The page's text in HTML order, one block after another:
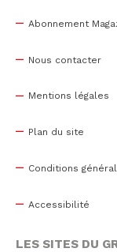
Abonnement
Nous contacter
Mentions légales
Plan du site
Conditions
Accessibilité
LES SITES DU